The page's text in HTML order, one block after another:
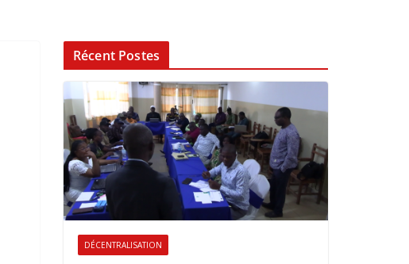
Récent Postes
DÉCENTRALISATION